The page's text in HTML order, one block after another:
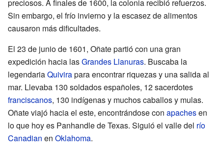
preciosos. A finales de 1600, la colonia recibió refuerzos.
Sin embargo, el frío invierno y la escasez de alimentos
causaron más dificultades.
El 23 de junio de 1601, Oñate partió con una gran
expedición hacia lasGrandes Llanuras. Buscaba la
legendariaQuivirapara encontrar riquezas y una salida al
mar. Llevaba 130 soldados españoles, 12 sacerdotes
franciscanos, 130 indígenas y muchos caballos y mulas.
Oñate viajó hacia el este, encontrándose con apachesen
lo que hoy es Panhandle de Texas. Siguió el valle del río
Canadian en Oklahoma.